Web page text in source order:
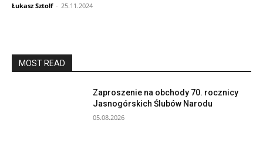
Łukasz Sztolf - 25.11.2024
MOST READ
Zaproszenie na obchody 70. rocznicy
Jasnogórskich Ślubów Narodu
05.08.2026